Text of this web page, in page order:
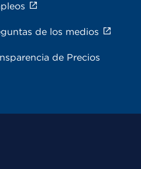
de los medios
de Precios